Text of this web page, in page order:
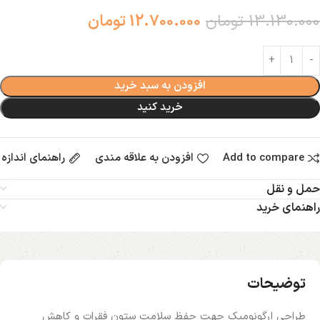
13.130.000 تومان 12.700.000تومان
افزودن به سبد خرید
خرید کنید
Add to compare افزودن به علاقه مندی راهنمای اندازه
حمل و نقل
راهنمای خرید
توضیحات